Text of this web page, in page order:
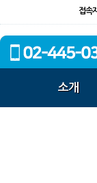
접속
소개